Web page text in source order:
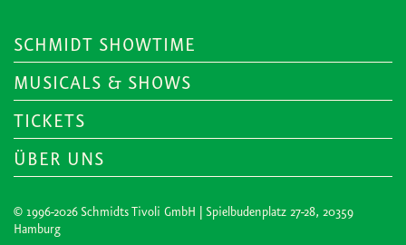
SCHMIDT SHOWTIME
MUSICALS & SHOWS
TICKETS
ÜBER UNS
© 1996-2026 Schmidts Tivoli GmbH | Spielbudenplatz 27-28, 20359
Hamburg